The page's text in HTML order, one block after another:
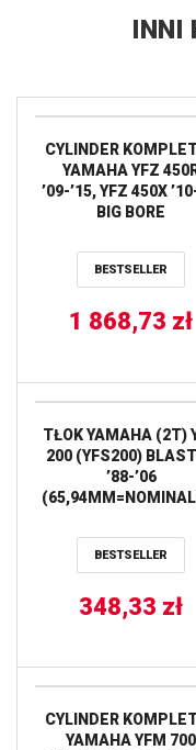
INNI
CYLINDER
YAMAHA YFZ
’09-’15, YFZ 450X
BIG BORE
CYLINDER WORKS
BESTSELLER
1 868,73 zł
TŁOK YAMAHA (2T)
200 (YFS200)
’88-’06
BESTSELLER
348,33 zł
CYLINDER
YAMAHA YFM 700